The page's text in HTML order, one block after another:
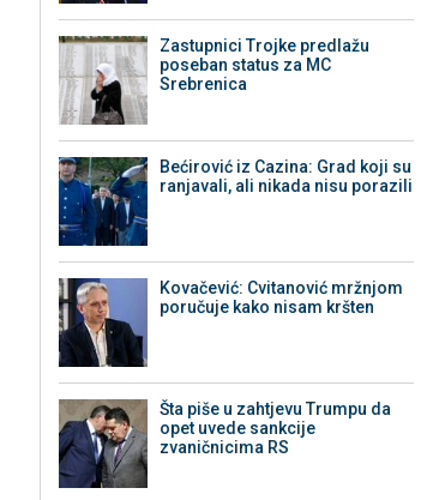
Zastupnici Trojke predlažu
poseban status za MC
Srebrenica
Bećirović iz Cazina: Grad koji su
ranjavali, ali nikada nisu porazili
Kovačević: Cvitanović mržnjom
poručuje kako nisam kršten
Šta piše u zahtjevu Trumpu da
opet uvede sankcije
zvaničnicima RS